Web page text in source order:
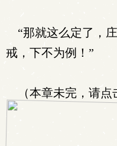
“那就这么定了，
戒，下不为例！”
（本章未完，请点